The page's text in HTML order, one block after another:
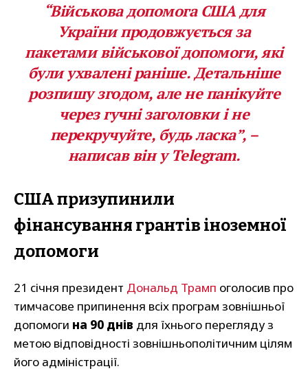
“Військова допомога США для
Українипродовжуєтьсяза
пакетами військової допомоги, які
були ухвалені раніше. Детальніше
розпишу згодом, але не панікуйте
через гучні заголовки і не
перекручуйте, будь ласка”, –
написав він у Telegram.
США призупинили
фінансування грантів іноземної
допомоги
21 січня президент Дональд Трамп оголосив про
тимчасове припинення всіх програм зовнішньої
допомоги на 90 днів для їхнього перегляду з
метою відповідності зовнішньополітичним цілям
його адміністрації.